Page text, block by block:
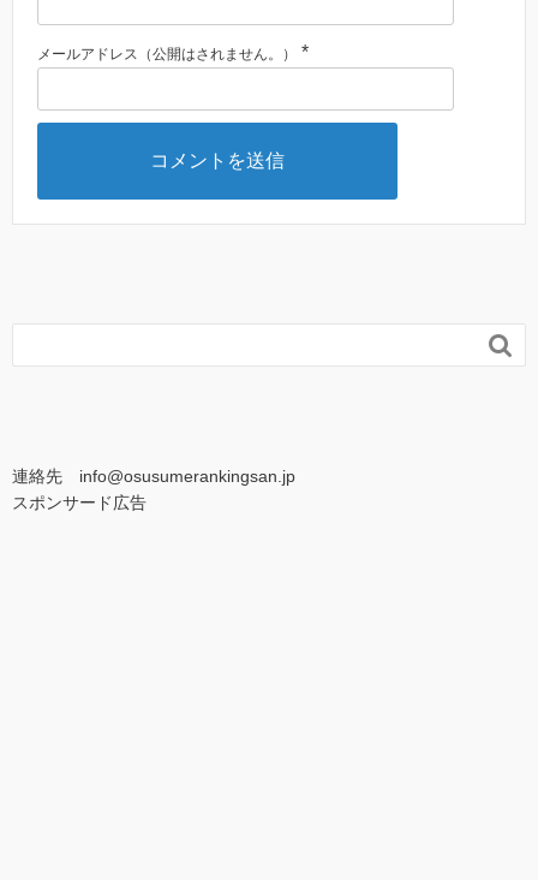
メールアドレス（公開はされません。） *

連絡先 info@osusumerankingsan.jp
スポンサード広告